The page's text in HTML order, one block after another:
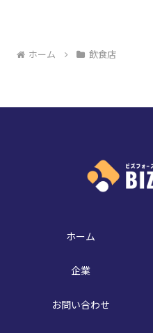
ホーム 飲食店
ホーム
企業
お問い合わせ